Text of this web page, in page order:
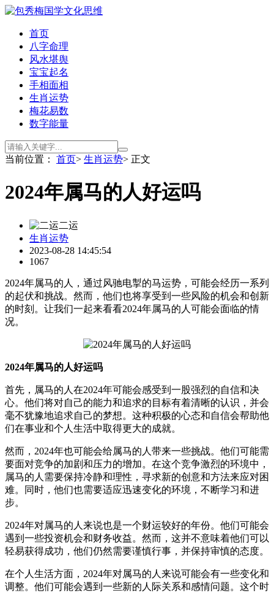
首页
八字命理
风水堪舆
宝宝起名
手相面相
生肖运势
梅花易数
数字能量
当前位置： 首页> 生肖运势> 正文
2024年属马的人好运吗
二运
生肖运势
2023-08-28 14:45:54
1067
2024年属马的人，通过风驰电掣的马运势，可能会经历一系列
的起伏和挑战。然而，他们也将享受到一些风险的机会和创新
的时刻。让我们一起来看看2024年属马的人可能会面临的情
况。
2024年属马的人好运吗
首先，属马的人在2024年可能会感受到一股强烈的自信和决
心。他们将对自己的能力和追求的目标有着清晰的认识，并会
毫不犹豫地追求自己的梦想。这种积极的心态和自信会帮助他
们在事业和个人生活中取得更大的成就。
然而，2024年也可能会给属马的人带来一些挑战。他们可能需
要面对竞争的加剧和压力的增加。在这个竞争激烈的环境中，
属马的人需要保持冷静和理性，寻求新的创意和方法来应对困
难。同时，他们也需要适应迅速变化的环境，不断学习和进
步。
2024年对属马的人来说也是一个财运较好的年份。他们可能会
遇到一些投资机会和财务收益。然而，这并不意味着他们可以
轻易获得成功，他们仍然需要谨慎行事，并保持审慎的态度。
在个人生活方面，2024年对属马的人来说可能会有一些变化和
调整。他们可能会遇到一些新的人际关系和感情问题。这个时